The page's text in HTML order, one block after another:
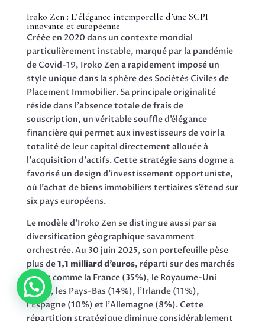
Iroko Zen : L’élégance intemporelle d’une SCPI
innovante et européenne
Créée en 2020 dans un contexte mondial
particulièrement instable, marqué par la pandémie
de Covid-19, Iroko Zen a rapidement imposé un
style unique dans la sphère des Sociétés Civiles de
Placement Immobilier. Sa principale originalité
réside dans l’absence totale de frais de
souscription, un véritable souffle d’élégance
financière qui permet aux investisseurs de voir la
totalité de leur capital directement allouée à
l’acquisition d’actifs. Cette stratégie sans dogme a
favorisé un design d’investissement opportuniste,
où l’achat de biens immobiliers tertiaires s’étend sur
six pays européens.
Le modèle d’Iroko Zen se distingue aussi par sa
diversification géographique savamment
orchestrée. Au 30 juin 2025, son portefeuille pèse
plus de1,1 milliard d’euros, réparti sur des marchés
variés comme la France (35%), le Royaume-Uni
(21%), les Pays-Bas (14%), l’Irlande (11%),
l’Espagne (10%) et l’Allemagne (8%). Cette
répartition stratégique diminue considérablement